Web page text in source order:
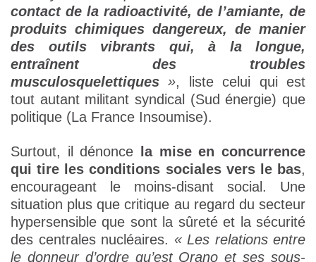
contact de la radioactivité, de l’amiante, de
produits chimiques dangereux, de manier
des outils vibrants qui, à la longue,
entraînent des troubles
musculosquelettiques », liste celui qui est
tout autant militant syndical (Sud énergie) que
politique (La France Insoumise).
Surtout, il dénonce
la mise en concurrence
qui tire les conditions sociales vers le bas,
encourageant le moins-disant social. Une
situation plus que critique au regard du secteur
hypersensible que sont la sûreté et la sécurité
des centrales nucléaires. « Les relations entre
le donneur d’ordre qu’est Orano et ses sous-